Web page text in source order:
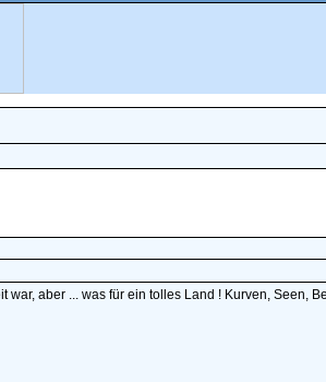
aber ... was für ein tolles Land ! Kurven, Seen,